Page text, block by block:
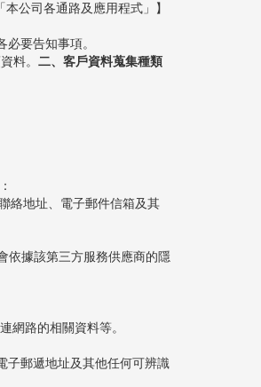
公司各通路及應用程式」】
要告知事項。
料。 二、客戶資料蒐集種類
絡地址、電子郵件信箱及其
依據該第三方服務供應商的隱
網路的相關資料等。
子郵遞地址及其他任何可辨識